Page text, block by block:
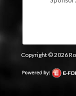
Copyright © 2026